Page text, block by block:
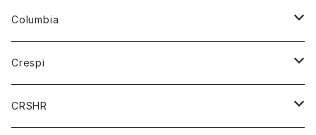
チーフ
バンダナ
トレーナー
カーディガン
ニット
Columbia
アウター
ジャケット
Crespi
ジャケット
CRSHR